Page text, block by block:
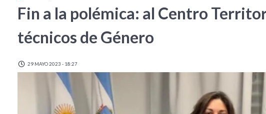
Fin a la polémica: al Centro
técnicos de Género
29 MAYO 2023 - 18:27